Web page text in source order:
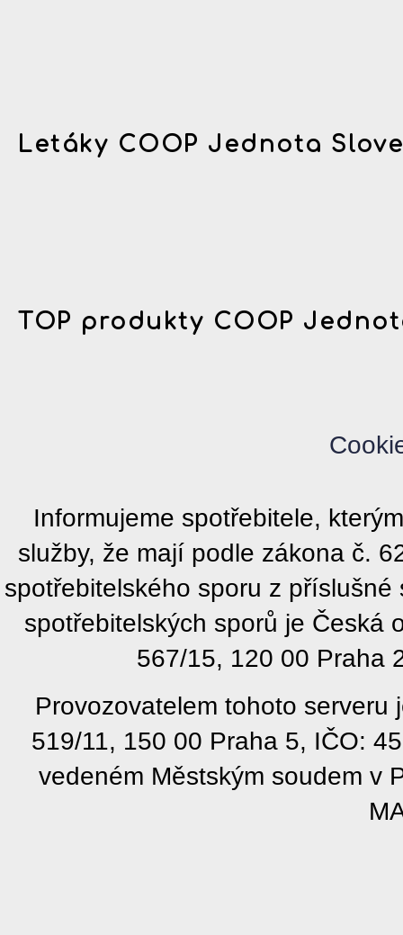
Letáky COOP Jednota
TOP produkty COOP
Informujeme spotřebitele,
služby, že mají podle zákona č.
spotřebitelského sporu z
spotřebitelských sporů je Česká
567/15, 120 00 Praha
Provozovatelem tohoto
519/11, 150 00 Praha 5, IČO:
vedeném Městským soudem v